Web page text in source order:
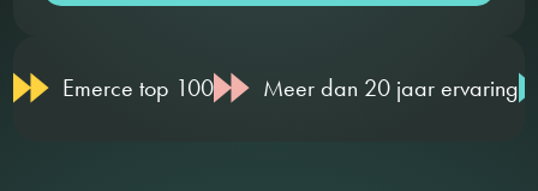
Emerce top 100 Meer dan 20 jaar ervaring